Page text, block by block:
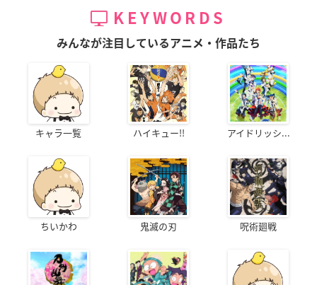
KEYWORDS
みんなが注目しているアニメ・作品たち
キャラ一覧 ハイキュー!! アイドリッシ...
ちいかわ 鬼滅の刃 呪術廻戦